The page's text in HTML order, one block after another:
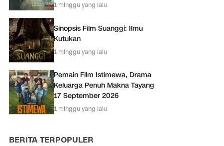
1 minggu yang lalu
Sinopsis Film Suanggi: Ilmu
Kutukan
1 minggu yang lalu
Pemain Film Istimewa, Drama
Keluarga Penuh Makna Tayang
17 September 2026
1 minggu yang lalu
BERITA TERPOPULER